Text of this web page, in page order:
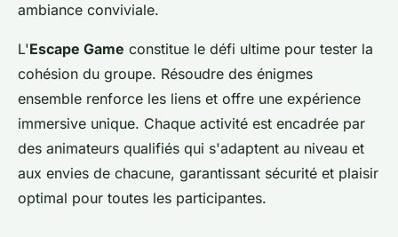
ambiance conviviale.
L'Escape Game constitue le défi ultime pour tester la
cohésion du groupe. Résoudre des énigmes
ensemble renforce les liens et offre une expérience
immersive unique. Chaque activité est encadrée par
des animateurs qualifiés qui s'adaptent au niveau et
aux envies de chacune, garantissant sécurité et plaisir
optimal pour toutes les participantes.